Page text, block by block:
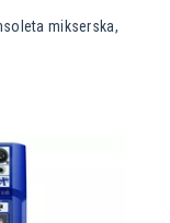
mikserska,